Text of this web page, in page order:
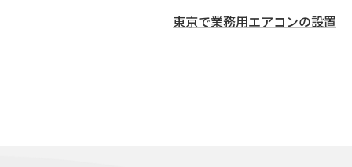
東京で業務用エアコンの設置